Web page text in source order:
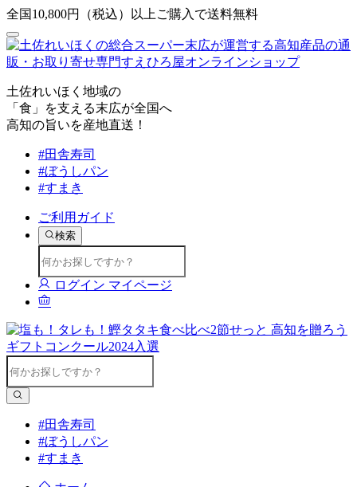
全国10,800円（税込）以上ご購入で送料無料
土佐れいほく地域の
「食」を支える末広が全国へ
高知の旨いを産地直送！
#田舎寿司
#ぼうしパン
#すまき
ご利用ガイド
検索
ログイン マイページ
#田舎寿司
#ぼうしパン
#すまき